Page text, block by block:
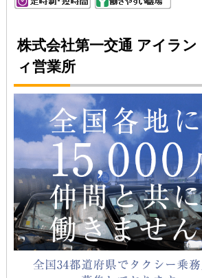
株式会社第一交通 アイラン
ィ営業所